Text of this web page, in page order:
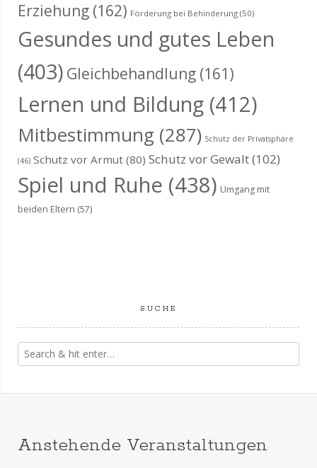
Erziehung (162) Förderung bei Behinderung (50)
Gesundes und gutes Leben
(403) Gleichbehandlung (161)
Lernen und Bildung (412)
Mitbestimmung (287) Schutz der Privatsphäre
(46) Schutz vor Armut (80) Schutz vor Gewalt(102)
Spiel und Ruhe (438) Umgang mit
beiden Eltern (57)
SUCHE
Anstehende Veranstaltungen